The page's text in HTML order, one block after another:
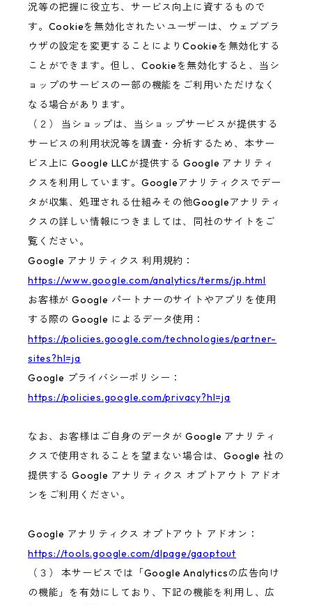
況等の把握に役立ち、サービス向上に資するもので
す。Cookieを無効化されたいユーザーは、ウェブブラ
ウザの設定を変更することによりCookieを無効化する
ことができます。但し、Cookieを無効化すると、当シ
ョップのサービスの一部の機能をご利用いただけなく
なる場合があります。
（２） 当ショップは、当ショップサービスが提供する
サービスの利用状況等を調査・分析するため、本サー
ビス上に Google LLCが提供する Google アナリティ
クスを利用しています。Googleアナリティクスでデー
タが収集、処理される仕組みその他Googleアナリティ
クスの詳しい情報につきましては、同社のサイトをご
覧ください。
Google アナリティクス 利用規約：
https://www.google.com/analytics/terms/jp.html
お客様が Google パートナーのサイトやアプリを使用
する際の Google によるデータ使用：
https://policies.google.com/technologies/partner-
sites?hl=ja
Google プライバシーポリシー：
https://policies.google.com/privacy?hl=ja
なお、お客様はご自身のデータが Google アナリティ
クスで使用されることを望まない場合は、Google 社の
提供する Google アナリティクス オプトアウト アドオ
ンをご利用ください。
Google アナリティクス オプトアウト アドオン：
https://tools.google.com/dlpage/gaoptout
（３） 本サービスでは「Google Analyticsの広告向け
の機能」を有効にしており、下記の機能を利用し、広